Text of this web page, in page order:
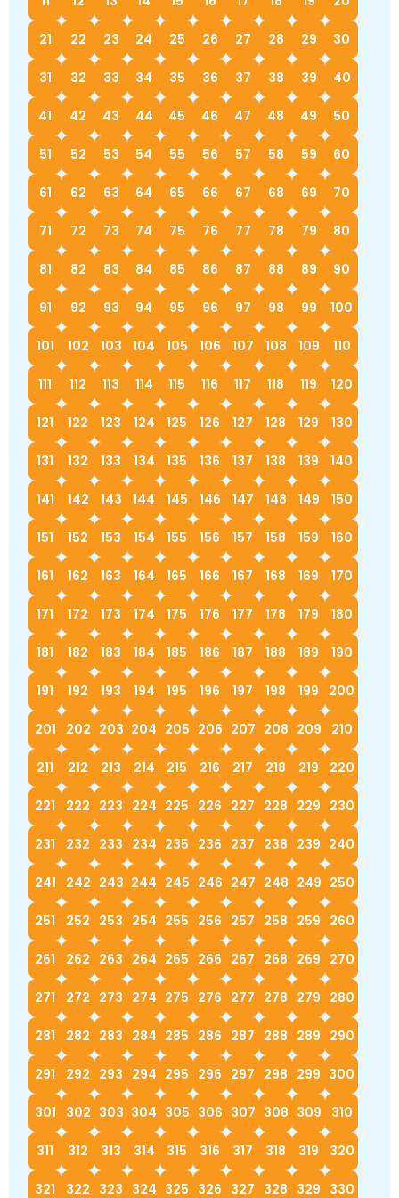
Немецкий язык
География
История
Биология
Технология
История
ОБЖ
География
21 22 23 24 25 26 27 28 29 30
31 32 33 34 35 36 37 38 39 40
41 42 43 44 45 46 47 48 49 50
51 52 53 54 55 56 57 58 59 60
61 62 63 64 65 66 67 68 69 70
71 72 73 74 75 76 77 78 79 80
81 82 83 84 85 86 87 88 89 90
91 92 93 94 95 96 97 98 99 100
101 102 103 104 105 106 107 108 109 110
111 112 113 114 115 116 117 118 119 120
121 122 123 124 125 126 127 128 129 130
131 132 133 134 135 136 137 138 139 140
141 142 143 144 145 146 147 148 149 150
151 152 153 154 155 156 157 158 159 160
161 162 163 164 165 166 167 168 169 170
171 172 173 174 175 176 177 178 179 180
181 182 183 184 185 186 187 188 189 190
191 192 193 194 195 196 197 198 199 200
201 202 203 204 205 206 207 208 209 210
211 212 213 214 215 216 217 218 219 220
221 222 223 224 225 226 227 228 229 230
231 232 233 234 235 236 237 238 239 240
241 242 243 244 245 246 247 248 249 250
251 252 253 254 255 256 257 258 259 260
261 262 263 264 265 266 267 268 269 270
271 272 273 274 275 276 277 278 279 280
281 282 283 284 285 286 287 288 289 290
291 292 293 294 295 296 297 298 299 300
301 302 303 304 305 306 307 308 309 310
311 312 313 314 315 316 317 318 319 320
321 322 323 324 325 326 327 328 329 330